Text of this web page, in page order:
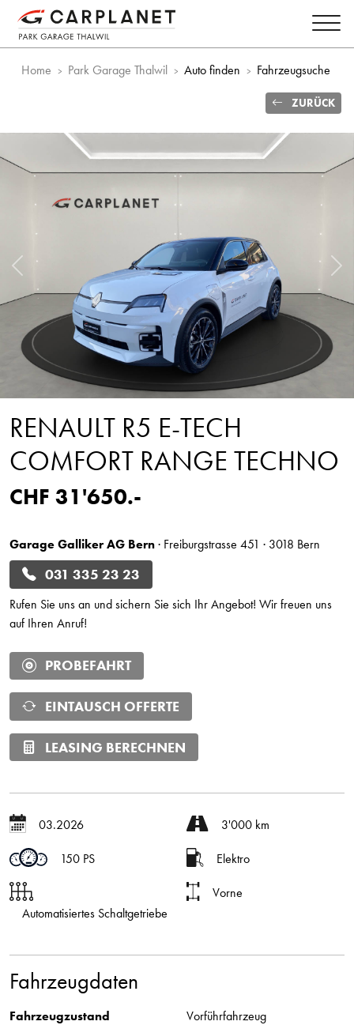
Home Park Garage Thalwil Auto finden Fahrzeugsuche
ZURÜCK
Vorheriges Bild
RENAULT R5 E-TECH
COMFORT RANGE TECHNO
CHF 31'650.-
Garage Galliker AG Bern· Freiburgstrasse 451 · 3018 Bern
031 335 23 23
Rufen Sie uns an und sichern Sie sich Ihr Angebot! Wir freuen uns
auf Ihren Anruf!
PROBEFAHRT
EINTAUSCH OFFERTE
LEASING BERECHNEN
03.2026 3'000 km
150 PS Elektro
Automatisiertes Schaltgetriebe
Vorne
Fahrzeugdaten
Fahrzeugzustand
Vorführfahrzeug